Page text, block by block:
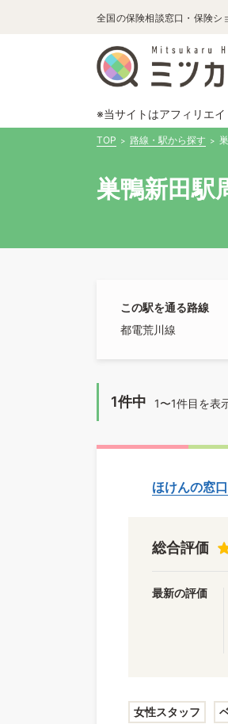
全国の保険相談窓口・保険シ
※当サイトはアフィリエイ
TOP 路線・駅から探す
巣鴨新田駅
この駅を通る路線
都電荒川線
1件中 1〜1件目を表
ほけんの窓
総合評価
最新の評価
女性スタッフ